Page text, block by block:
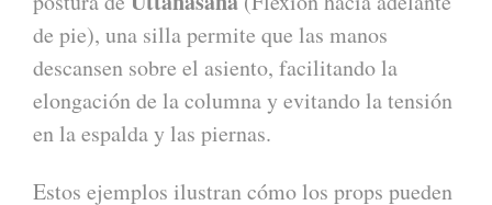
de pie), una silla permite que las manos
descansen sobre el asiento, facilitando la
elongación de la columna y evitando la tensión
en la espalda y las piernas.
Estos ejemplos ilustran cómo los props pueden